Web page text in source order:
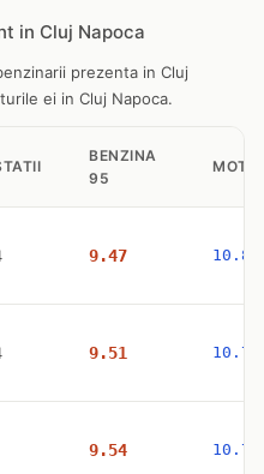
in Cluj Napoca
prezenta in Cluj
ei in Cluj Napoca.
BENZINA
95
9.47 10.83
9.51 10.77
9.54 10.79